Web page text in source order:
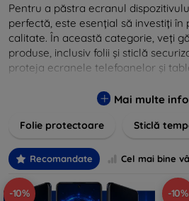
Pentru a păstra ecranul
perfectă, este esențial să investiți
calitate. În această categorie, veți
produse, inclusiv folii și sticlă
proteja ecranele telefoanelor și
fabricate din materiale durabile și
Alegeți soluția care se potrivește
dispozitivului. Asigurați-vă că
intactă și arată ca nouă mult timp
oferta noastră.
Mai multe
Folie protectoare Sticlă
Recomandate Cel mai bine
-10% -10%